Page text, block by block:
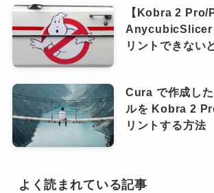
【Kobra 2 Pro/
AnycubicSlicer
リントできない
Cura で作成し
ルを Kobra 2
リントする方法
よく読まれている記事